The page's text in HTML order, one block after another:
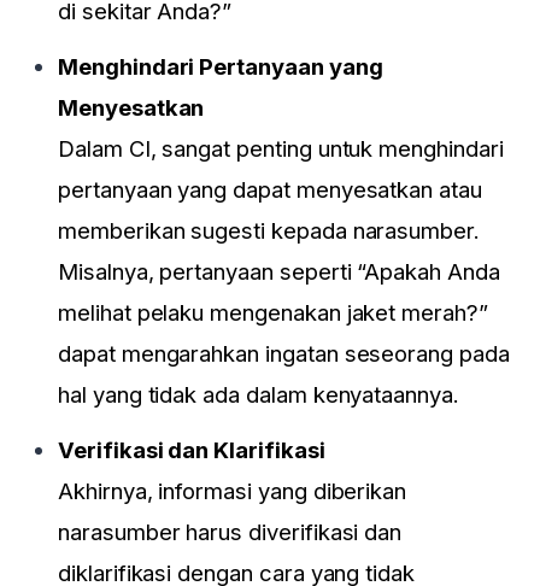
di sekitar Anda?”
Menghindari Pertanyaan yang
Menyesatkan
Dalam CI, sangat penting untuk menghindari
pertanyaan yang dapat menyesatkan atau
memberikan sugesti kepada narasumber.
Misalnya, pertanyaan seperti “Apakah Anda
melihat pelaku mengenakan jaket merah?”
dapat mengarahkan ingatan seseorang pada
hal yang tidak ada dalam kenyataannya.
Verifikasi dan Klarifikasi
Akhirnya, informasi yang diberikan
narasumber harus diverifikasi dan
diklarifikasi dengan cara yang tidak